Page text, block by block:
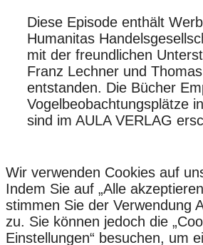
Diese Episode enthält
Humanitas
mit der freundlichen
Franz Lechner und
entstanden. Die Bücher
Vogelbeobachtungsplätze
sind im AULA VERLAG
Wir verwenden Cookies auf
Indem Sie auf „Alle
stimmen Sie der Verwendung
zu. Sie können jedoch die
Einstellungen“ besuchen, um